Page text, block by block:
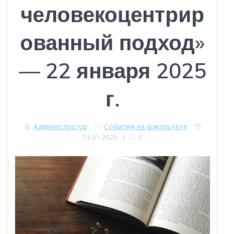
человекоцентрир
ованный подход»
— 22 января 2025
г.
Администратор
События на факультете
13.01.2025 | 0